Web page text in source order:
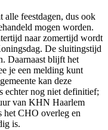
alle feestdagen, dus ook
mogen worden.
naar zomertijd wordt
De sluitingstijd
Daarnaast blijft het
je een melding kunt
kan deze
echter nog niet definitief;
van KHN Haarlem
het CHO overleg en
is.